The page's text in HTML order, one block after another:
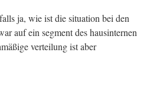
ja, wie ist die situation bei den
auf ein segment des hausinternen
verteilung ist aber